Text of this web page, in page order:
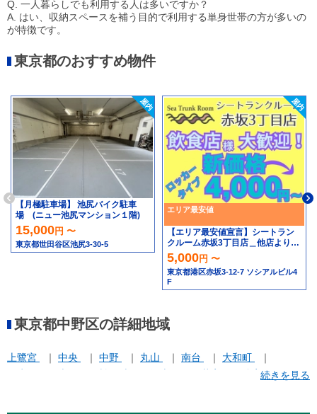
Q. 一人暮らしでも利用する人は多いですか？
A. はい、収納スペースを補う目的で利用する単身世帯の方が多いの
が特徴です。
東京都のおすすめ物件
【月極駐車場】 池尻バイク駐車
場 (ニュー池尻マンション１階)
15,000円 〜
東京都世田谷区池尻3-30-5
エリア最安値
【エリア最安値宣言】シートラン
クルーム赤坂3丁目店＿他店より高
ければ安くします！！
5,000円 〜
東京都港区赤坂3-12-7 ソシアルビル4
F
東京都中野区の詳細地域
上鷺宮 中央 中野 丸山 南台
大和町
鷺宮続きを見る